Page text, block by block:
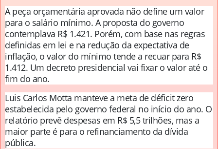
A peça orçamentária aprovada não define um valor
para o salário mínimo. A proposta do governo
contemplava R$ 1.421. Porém, com base nas regras
definidas em lei e na redução da expectativa de
inflação, o valor do mínimo tende a recuar para R$
1.412. Um decreto presidencial vai fixar o valor até o
fim do ano.
Luis Carlos Motta manteve a meta de déficit zero
estabelecida pelo governo federal no início do ano. O
relatório prevê despesas em R$ 5,5 trilhões, mas a
maior parte é para o refinanciamento da dívida
pública.